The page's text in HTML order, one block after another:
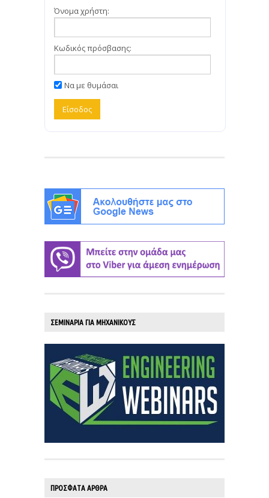
Όνομα χρήστη:
Κωδικός πρόσβασης:
Να με θυμάσαι
ΣΕΜΙΝΑΡΙΑ ΓΙΑ ΜΗΧΑΝΙΚΟΥΣ
ΠΡΟΣΦΑΤΑ ΑΡΘΡΑ